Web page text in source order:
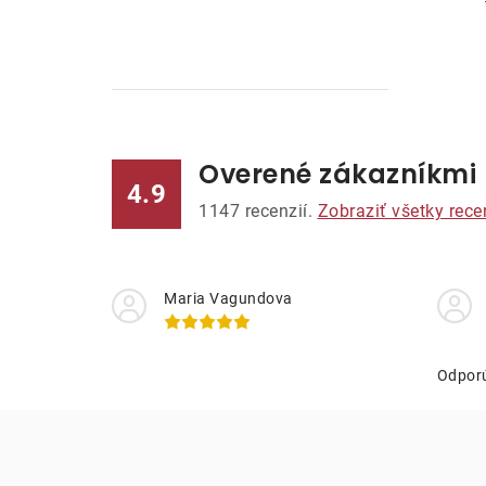
l
4.9
Overené zákazníkmi
1147 recenzií. Zobraziť všetky
Maria Vagundova